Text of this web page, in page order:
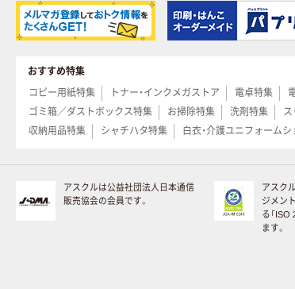
おすすめ特集
コピー用紙特集
トナー・インクメガストア 電卓特集
ゴミ箱／ダストボックス特集
お掃除特集 洗剤特集 ス
収納用品特集
シャチハタ特集 白衣・介護ユニフォーム
アスクルは公益社団法人日本通信
販売協会の会員です。
アスク
ジメン
る「ISO
ます。